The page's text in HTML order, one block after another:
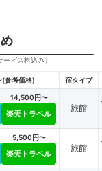
ビス料込み）
(参考価格) 宿タイプ
14,500円〜
楽天トラベル
旅館
5,500円〜
楽天トラベル
旅館